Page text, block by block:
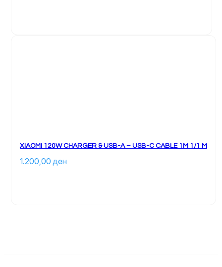
XIAOMI 120W CHARGER & USB-A – USB-C CABLE 1M 1/1 M
1.200,00 ден